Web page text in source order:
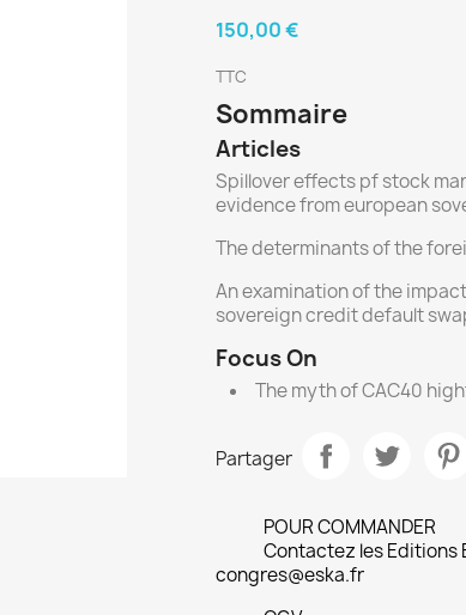
150,00 €
TTC
Sommaire
Articles
Spillover effects pf stock
evidence from european
The determinants of the
An examination of the
sovereign credit default
Focus On
The myth of CAC40
Partager
POUR COMMANDER
Contactez les Editions
congres@eska.fr